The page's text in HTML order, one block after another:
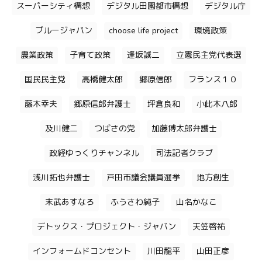
スーパーシティ構想 デジタル田園都市構想 デジタル庁
ブルージャパン choose life project 環境政策
農業政策 子育て政策 逢坂誠二 立憲民主党代表選
国民民主党 高橋健太郎 郷原信郎 フランス１０
藤木幸夫 郷原信郎弁護士 坪倉良和 小此木八郎
及川健二 つばさの党 加藤博太郎弁護士
政経ゆっくりチャンネル 司法記者クラブ
浅川拓也弁護士 戸田市議会議員選挙 地方創生
末武あすなろ ふうさわ純子 山名かなこ
デトックス・プロジェクト・ジャバン 天笠啓祐
インフォームドコンセント 川田龍平 山田正彦